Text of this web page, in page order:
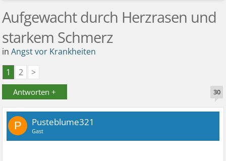
Aufgewacht durch Herzrasen und
starkem Schmerz
inAngst vor Krankheiten
1
2 >
Antworten + 30
P Pusteblume321
Gast